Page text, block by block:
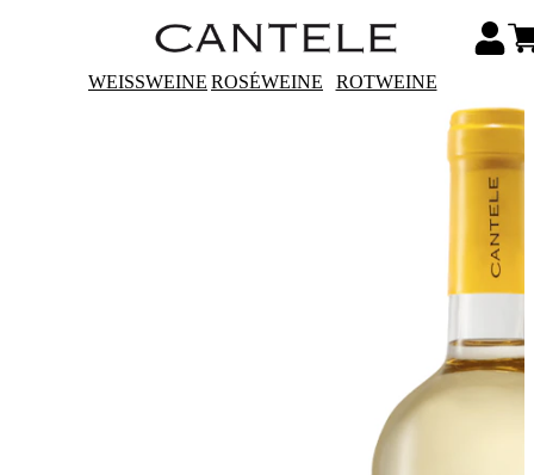
WEISSWEINE ROSÉWEINE ROTWEINE